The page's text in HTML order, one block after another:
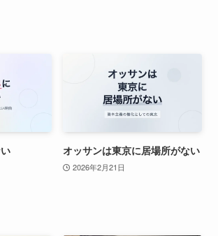
オッサンは東京に居場所がない
2026年2月21日